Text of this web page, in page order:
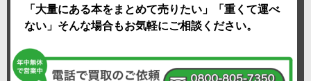
「大量にある本をまとめて売りたい」「重くて運べ
ない」そんな場合もお気軽にご相談ください。